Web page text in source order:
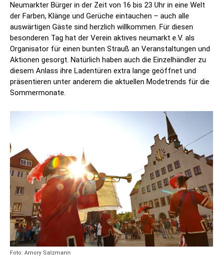
Neumarkter Bürger in der Zeit von 16 bis 23 Uhr in eine Welt
der Farben, Klänge und Gerüche eintauchen – auch alle
auswärtigen Gäste sind herzlich willkommen. Für diesen
besonderen Tag hat der Verein aktives neumarkt e.V. als
Organisator für einen bunten Strauß an Veranstaltungen und
Aktionen gesorgt. Natürlich haben auch die Einzelhändler zu
diesem Anlass ihre Ladentüren extra lange geöffnet und
präsentieren unter anderem die aktuellen Modetrends für die
Sommermonate.
Foto: Amory Salzmann